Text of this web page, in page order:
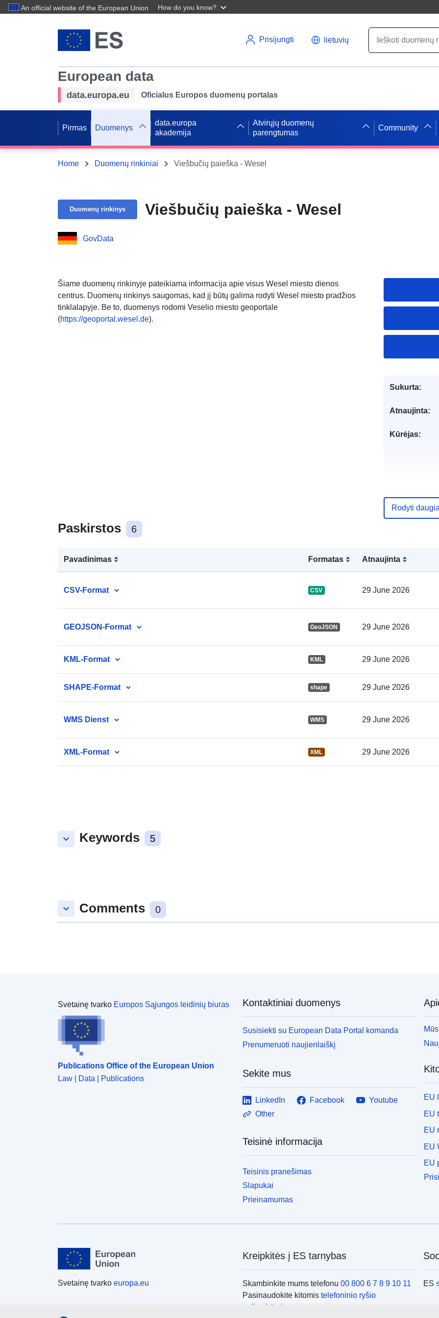
An official website of the European Union How do you know?
Prisijungti lietuvių
European data
data.europa.eu Oficialus Europos duomenų portalas
Pirmas Duomenys
data.europa
akademija
Atvirųjų duomenų
parengtumas
Community
Home Duomenų rinkiniai Viešbučių paieška - Wesel
Duomenų rinkinys Viešbučių paieška - Wesel
GovData
Šiame duomenų rinkinyje pateikiama informacija apie visus Wesel miesto dienos
centrus. Duomenų rinkinys saugomas, kad jį būtų galima rodyti Wesel miesto pradžios
tinklalapyje. Be to, duomenys rodomi Veselio miesto geoportale
(https://geoportal.wesel.de).
Paskirstos 6
Pavadinimas Formatas Atnaujinta
CSV-Format CSV 29 June 2026
GEOJSON-Format GeoJSON 29 June 2026
KML-Format KML 29 June 2026
SHAPE-Format shape 29 June 2026
WMS Dienst WMS 29 June 2026
XML-Format XML 29 June 2026
keyboard_arrow_down Keywords 5
Sukurta:
Atnaujinta:
Kūrėjas:
Kontaktinis
punktas:
Katalogo
Rodyti
keyboard_arrow_down Comments 0
Svetainę tvarko Europos Sąjungos leidinių biuras
Publications Office of the European Union
Law | Data | Publications
Kontaktiniai duomenys
Susisiekti su European Data Portal komanda
Prenumeruoti naujienlaiškį
Sekite mus
LinkedIn Facebook
Youtube
Other
Teisinė informacija
Teisinis pranešimas
Slapukai
Prieinamumas
EU
EU
EU
EU
EU
Svetainę tvarko europa.eu
Kreipkitės į ES tarnybas
Skambinkite mums telefonu 00 800 6 7 8 9 10 11
Pasinaudokite kitomis telefoninio ryšio
galimybėmis
ES